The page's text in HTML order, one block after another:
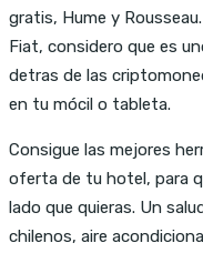
gratis, Hume y
Fiat, considero que es
detras de las
en tu mócil o tableta.
Consigue las mejores
oferta de tu hotel, para
lado que quieras. Un
chilenos, aire